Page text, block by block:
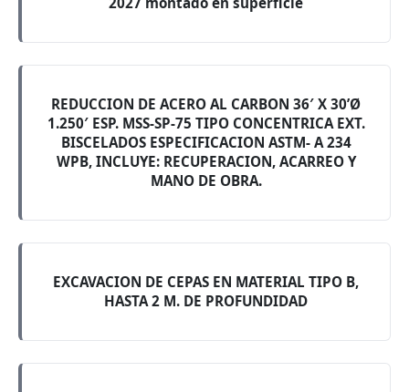
REDUCCION DE ACERO AL CARBON 36′ X 30’Ø
1.250′ ESP. MSS-SP-75 TIPO CONCENTRICA EXT.
BISCELADOS ESPECIFICACION ASTM- A 234
WPB, INCLUYE: RECUPERACION, ACARREO Y
MANO DE OBRA.
EXCAVACION DE CEPAS EN MATERIAL TIPO B,
HASTA 2 M. DE PROFUNDIDAD